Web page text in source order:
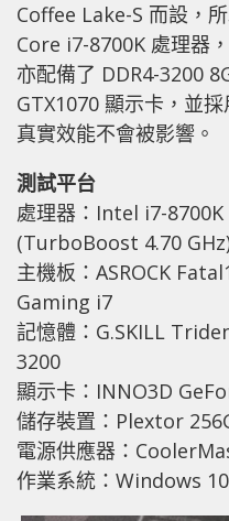
Coffee Lake-S 而設，
Core i7-8700K 處理器
亦配備了 DDR4-3200
GTX1070 顯示卡，並
真實效能不會被影響。
測試平台
處理器：Intel i7-8700K
(TurboBoost 4.70
主機板：ASROCK
Gaming i7
記憶體：G.SKILL
3200
顯示卡：INNO3D
儲存裝置：Plextor
電源供應器：
作業系統：Windows